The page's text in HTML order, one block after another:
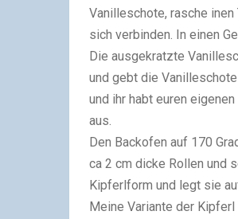
Vanilleschote, rasche
sich verbinden. In einen
Die ausgekratzte
und gebt die
und ihr habt euren
aus.
Den Backofen auf 170
ca 2 cm dicke Rollen und
Kipferlform und legt sie
Meine Variante der